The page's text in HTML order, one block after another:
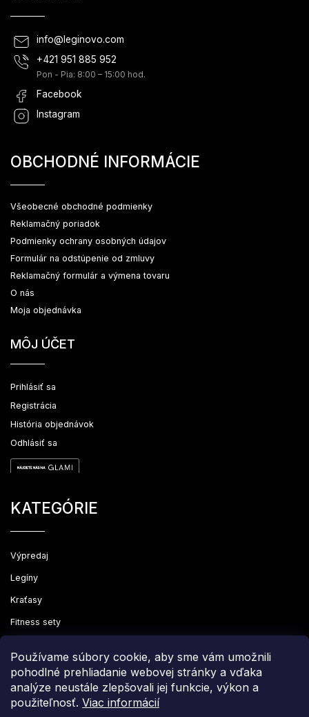
Používame súbory cookie, aby sme vám umožnili
pohodlné prehliadanie webovej stránky a vďaka
analýze neustále zlepšovali jej funkcie, výkon a
použiteľnosť. Viac informácií
info@ leginovo.com
+421 951 885 952
Pon - Pia: 8:00 – 15:00 hod.
Facebook
Instagram
OBCHODNÉ INFORMÁCIE
Všeobecné obchodné podmienky
Reklamačný poriadok
Podmienky ochrany osobných údajov
Formulár na odstúpenie od zmluvy
Reklamačný formulár a výmena tovaru
O nás
Moja objednávka
MÔJ ÚČET
Prihlásiť sa
Registrácia
História objednávok
Odhlásiť sa
KATEGÓRIE
Výpredaj
Legíny
Kraťasy
Fitness sety